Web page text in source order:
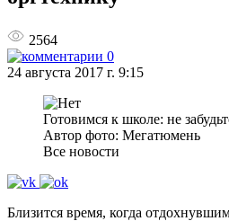
2564
0
24 августа 2017 г. 9:15
Готовимся к школе: не
Автор фото: Мегатюмень
Все новости
Близится время, когда